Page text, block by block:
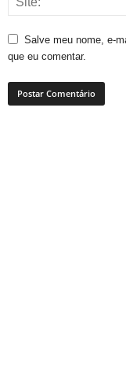
Salve meu nome, e-
que eu comentar.